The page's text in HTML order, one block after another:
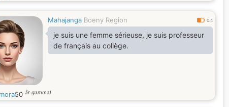
Mahajanga Boeny Region 0.4
je suis une femme sérieuse, je suis professeur
de français au collège.
50 år gammal